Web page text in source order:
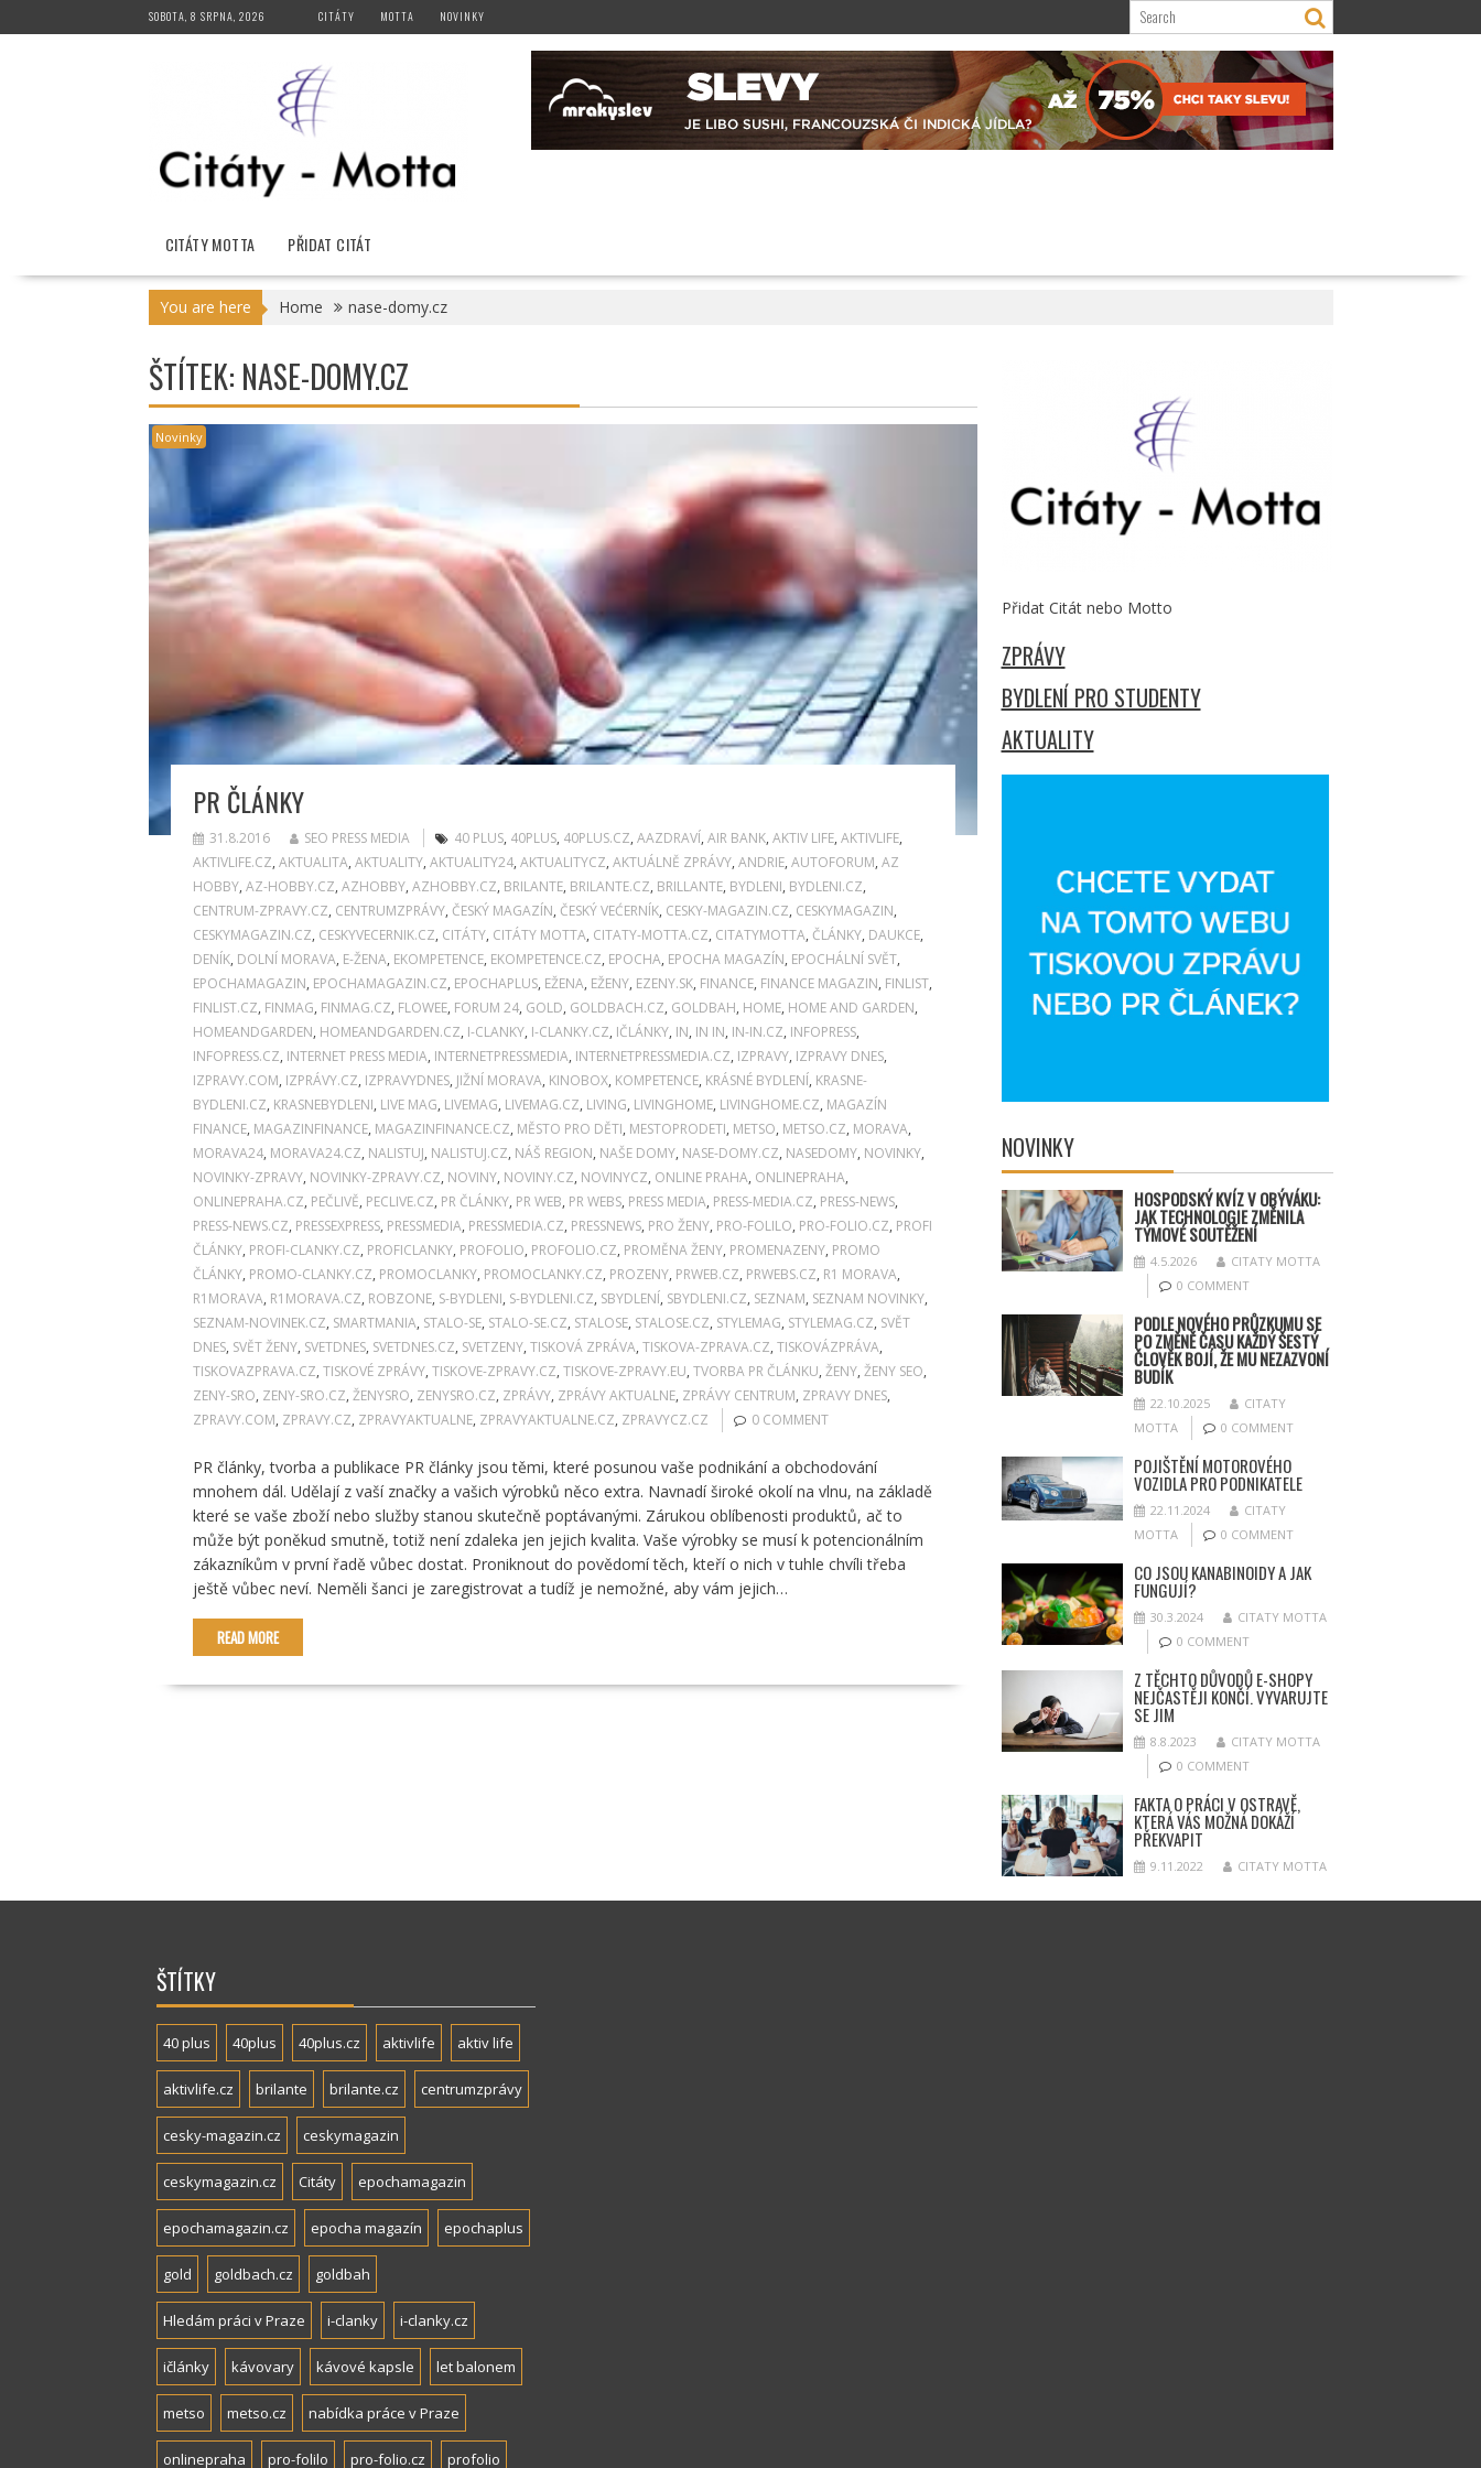
to
SOBOTA, 8 SRPNA, 2026 CITÁTY MOTTA NOVINKY
CITÁTY MOTTA PŘIDAT CITÁT
You are here Home nase-domy.cz
ŠTÍTEK: NASE-DOMY.CZ
Novinky
PR ČLÁNKY
31.8.2016 SEO PRESS MEDIA 40 PLUS, 40PLUS, 40PLUS.CZ, AAZDRAVÍ, AIR BANK, AKTIV LIFE, AKTIVLIFE,
AKTIVLIFE.CZ, AKTUALITA, AKTUALITY, AKTUALITY24, AKTUALITYCZ, AKTUÁLNĚ ZPRÁVY, ANDRIE, AUTOFORUM, AZ
HOBBY, AZ-HOBBY.CZ, AZHOBBY, AZHOBBY.CZ, BRILANTE, BRILANTE.CZ, BRILLANTE, BYDLENI, BYDLENI.CZ,
CENTRUM-ZPRAVY.CZ, CENTRUMZPRÁVY, ČESKÝ MAGAZÍN, ČESKÝ VEĆERNÍK, CESKY-MAGAZIN.CZ, CESKYMAGAZIN,
CESKYMAGAZIN.CZ, CESKYVECERNIK.CZ, CITÁTY, CITÁTY MOTTA, CITATY-MOTTA.CZ, CITATYMOTTA, ČLÁNKY, DAUKCE,
DENÍK, DOLNÍ MORAVA, E-ŽENA, EKOMPETENCE, EKOMPETENCE.CZ, EPOCHA, EPOCHA MAGAZÍN, EPOCHÁLNÍ SVĚT,
EPOCHAMAGAZIN, EPOCHAMAGAZIN.CZ, EPOCHAPLUS, EŽENA, EŽENY, EZENY.SK, FINANCE, FINANCE MAGAZIN, FINLIST,
FINLIST.CZ, FINMAG, FINMAG.CZ, FLOWEE, FORUM 24, GOLD, GOLDBACH.CZ, GOLDBAH, HOME, HOME AND GARDEN,
HOMEANDGARDEN, HOMEANDGARDEN.CZ, I-CLANKY, I-CLANKY.CZ, IČLÁNKY, IN, IN IN, IN-IN.CZ, INFOPRESS,
INFOPRESS.CZ, INTERNET PRESS MEDIA, INTERNETPRESSMEDIA, INTERNETPRESSMEDIA.CZ, IZPRAVY, IZPRAVY DNES,
IZPRAVY.COM, IZPRÁVY.CZ, IZPRAVYDNES, JIŽNÍ MORAVA, KINOBOX, KOMPETENCE, KRÁSNÉ BYDLENÍ, KRASNE-
BYDLENI.CZ, KRASNEBYDLENI, LIVE MAG, LIVEMAG, LIVEMAG.CZ, LIVING, LIVINGHOME, LIVINGHOME.CZ, MAGAZÍN
FINANCE, MAGAZINFINANCE, MAGAZINFINANCE.CZ, MĚSTO PRO DĚTI, MESTOPRODETI, METSO, METSO.CZ, MORAVA,
MORAVA24, MORAVA24.CZ, NALISTUJ, NALISTUJ.CZ, NÁŠ REGION, NAŠE DOMY, NASE-DOMY.CZ, NASEDOMY, NOVINKY,
NOVINKY-ZPRAVY, NOVINKY-ZPRAVY.CZ, NOVINY, NOVINY.CZ, NOVINYCZ, ONLINE PRAHA, ONLINEPRAHA,
ONLINEPRAHA.CZ, PEČLIVĚ, PECLIVE.CZ, PR ČLÁNKY, PR WEB, PR WEBS, PRESS MEDIA, PRESS-MEDIA.CZ, PRESS-NEWS,
PRESS-NEWS.CZ, PRESSEXPRESS, PRESSMEDIA, PRESSMEDIA.CZ, PRESSNEWS, PRO ŽENY, PRO-FOLILO, PRO-FOLIO.CZ, PROFI
ČLÁNKY, PROFI-CLANKY.CZ, PROFICLANKY, PROFOLIO, PROFOLIO.CZ, PROMĚNA ŽENY, PROMENAZENY, PROMO
ČLÁNKY, PROMO-CLANKY.CZ, PROMOCLANKY, PROMOCLANKY.CZ, PROZENY, PRWEB.CZ, PRWEBS.CZ, R1 MORAVA,
R1MORAVA, R1MORAVA.CZ, ROBZONE, S-BYDLENI, S-BYDLENI.CZ, SBYDLENÍ, SBYDLENI.CZ, SEZNAM, SEZNAM NOVINKY,
SEZNAM-NOVINEK.CZ, SMARTMANIA, STALO-SE, STALO-SE.CZ, STALOSE, STALOSE.CZ, STYLEMAG, STYLEMAG.CZ, SVĚT
DNES, SVĚT ŽENY, SVETDNES, SVETDNES.CZ, SVETZENY, TISKOVÁ ZPRÁVA, TISKOVA-ZPRAVA.CZ, TISKOVÁZPRÁVA,
TISKOVAZPRAVA.CZ, TISKOVÉ ZPRÁVY, TISKOVE-ZPRAVY.CZ, TISKOVE-ZPRAVY.EU, TVORBA PR ČLÁNKU, ŽENY, ŽENY SEO,
ZENY-SRO, ZENY-SRO.CZ, ŽENYSRO, ZENYSRO.CZ, ZPRÁVY, ZPRÁVY AKTUALNE, ZPRÁVY CENTRUM, ZPRAVY DNES,
ZPRAVY.COM, ZPRAVY.CZ, ZPRAVYAKTUALNE, ZPRAVYAKTUALNE.CZ, ZPRAVYCZ.CZ 0 COMMENT
PR články, tvorba a publikace PR články jsou těmi, které posunou vaše podnikání a obchodování
mnohem dál. Udělají z vaší značky a vašich výrobků něco extra. Navnadí široké okolí na vlnu, na základě
které se vaše zboží nebo služby stanou skutečně poptávanými. Zárukou oblíbenosti produktů, ač to
může být poněkud smutně, totiž není zdaleka jen jejich kvalita. Vaše výrobky se musí k potencionálním
zákazníkům v první řadě vůbec dostat. Proniknout do povědomí těch, kteří o nich v tuhle chvíli třeba
ještě vůbec neví. Neměli šanci je zaregistrovat a tudíž je nemožné, aby vám jejich…
READ MORE
Přidat Citát nebo Motto
ZPRÁVY
BYDLENÍ PRO STUDENTY
AKTUALITY
NOVINKY
HOSPODSKÝKVÍZ V OBÝVÁKU:
JAK TECHNOLOGIE ZMĚNILA
TÝMOVÉ SOUTĚŽENÍ
4.5.2026
CITATY MOTTA
0 COMMENT
PODLE NOVÉHO PRŮZKUMU SE
PO ZMĚNĚ ČASU KAŽDÝ ŠESTÝ
ČLOVĚK BOJÍ, ŽE MU NEZAZVONÍ
BUDÍK
22.10.2025
CITATY
MOTTA
0 COMMENT
POJIŠTĚNÍ MOTOROVÉHO
VOZIDLA PRO PODNIKATELE
22.11.2024
CITATY
MOTTA
0 COMMENT
CO JSOU KANABINOIDY A JAK
FUNGUJÍ?
30.3.2024
CITATY MOTTA
0 COMMENT
Z TĚCHTO DŮVODŮ E-SHOPY
NEJČASTĚJI KONČÍ. VYVARUJTE
SE JIM
8.8.2023
CITATY MOTTA
0 COMMENT
FAKTA O PRÁCI V OSTRAVĚ,
KTERÁ VÁS MOŽNÁ DOKÁŽÍ
PŘEKVAPIT
9.11.2022 CITATY MOTTA
ŠTÍTKY
40 plus 40plus 40plus.cz aktivlife aktiv life
aktivlife.cz brilante brilante.cz centrumzprávy
cesky-magazin.cz ceskymagazin
ceskymagazin.cz Citáty epochamagazin
epochamagazin.cz epocha magazín epochaplus
gold goldbach.cz goldbah
Hledám práci v Praze i-clanky i-clanky.cz
ičlánky kávovary kávové kapsle let balonem
metso metso.cz nabídka práce v Praze
onlinepraha pro-folilo pro-folio.cz profolio